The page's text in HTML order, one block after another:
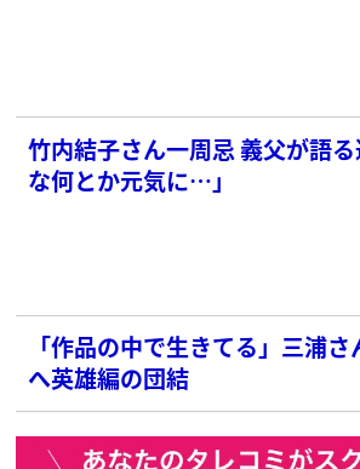
竹内結子さん一周忌 義父が語
な何とか元気に…」
「作品の中で生きてる」三浦
へ英雄編の団結